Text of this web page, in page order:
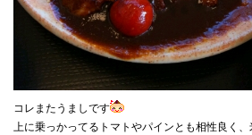
コレまたうましです
上に乗っかってるトマトやパインとも相性良く